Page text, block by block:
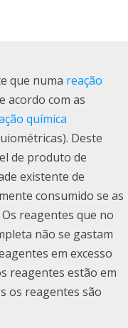
que numa reação
acordo com as
química
Deste
de produto de
existente de
consumido se as
reagentes que no
não se gastam
em excesso
reagentes estão em
os reagentes são